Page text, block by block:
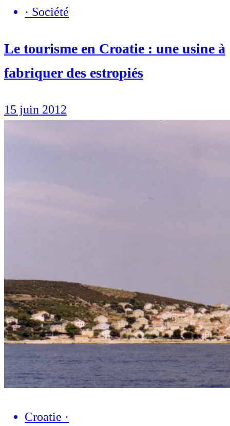
· Société
Le tourisme en Croatie : une usine à
fabriquer des estropiés
15 juin 2012
Croatie ·